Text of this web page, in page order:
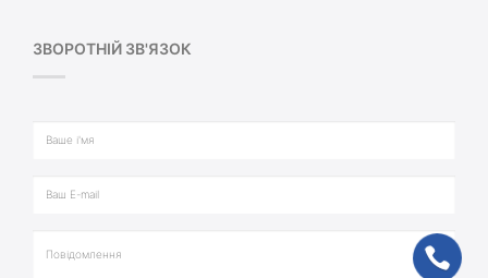
ЗВОРОТНІЙ ЗВ'ЯЗОК
ph